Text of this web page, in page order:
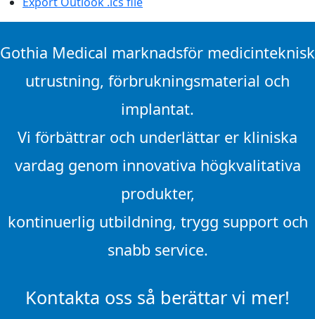
Gothia Medical marknadsför medicinteknisk
utrustning, förbrukningsmaterial och
implantat.
Vi förbättrar och underlättar er kliniska
vardag genom innovativa högkvalitativa
produkter,
kontinuerlig utbildning, trygg support och
snabb service.
Kontakta oss så berättar vi mer!